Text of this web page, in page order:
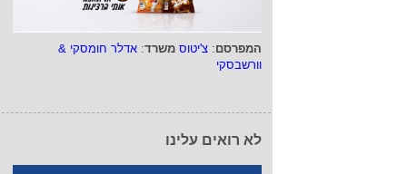
המפרסם: צ'יטוס משרד: אדלר חומסקי &
וורשבסקי
לא רואים עלינו